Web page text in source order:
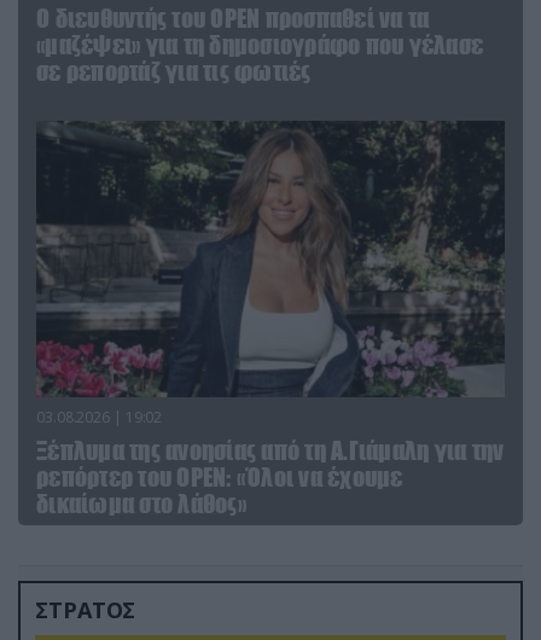
O διευθυντής του OPEN προσπαθεί να τα
«μαζέψει» για τη δημοσιογράφο που γέλασε
σε ρεπορτάζ για τις φωτιές
03.08.2026 | 19:02
Ξέπλυμα της ανοησίας από τη Α.Γιάμαλη για την
ρεπόρτερ του ΟΡΕΝ: «Όλοι να έχουμε
δικαίωμα στο λάθος»
ΣΤΡΑΤΟΣ